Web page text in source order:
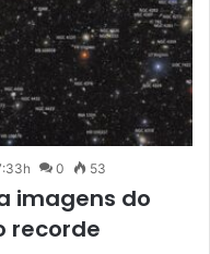
0 53
imagens do
recorde